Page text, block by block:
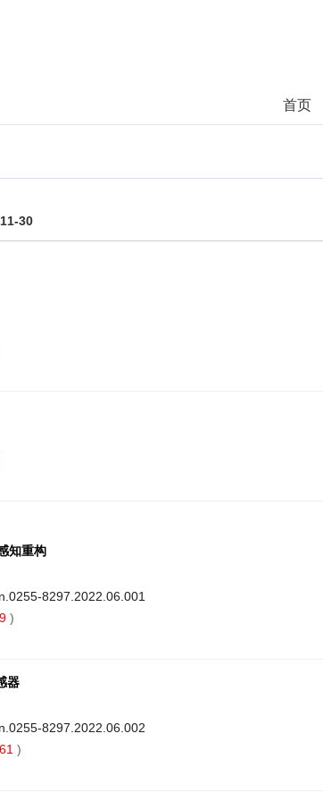
首页
30
知重构
8297.2022.06.001
)
器
8297.2022.06.002
)